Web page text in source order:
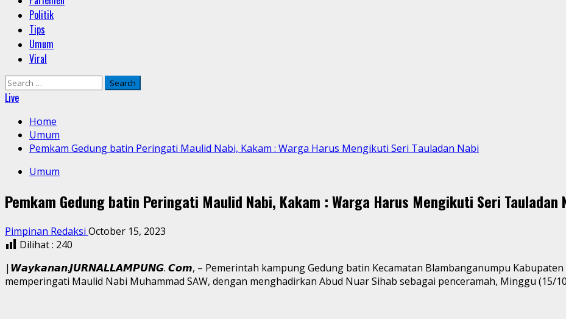
Politik
Tips
Umum
Viral
Search
for:
Live
Home
Umum
Pemkam Gedung batin Peringati Maulid Nabi, Kakam : Warga Harus Mengikuti Seri Tauladan Nabi
Umum
Pemkam Gedung batin Peringati Maulid Nabi, Kakam : Warga Harus Mengikuti Seri Tauladan
Pimpinan Redaksi October 15, 2023
Dilihat : 240
|𝙒𝙖𝙮𝙠𝙖𝙣𝙖𝙣.𝙅𝙐𝙍𝙉𝘼𝙇𝙇𝘼𝙈𝙋𝙐𝙉𝙂. 𝘾𝙤𝙢, – Pemerintah kampung Gedung batin Kecamatan Blambanganumpu Kabupaten
memperingati Maulid Nabi Muhammad SAW, dengan menghadirkan Abud Nuar Sihab sebagai penceramah, Minggu (15/